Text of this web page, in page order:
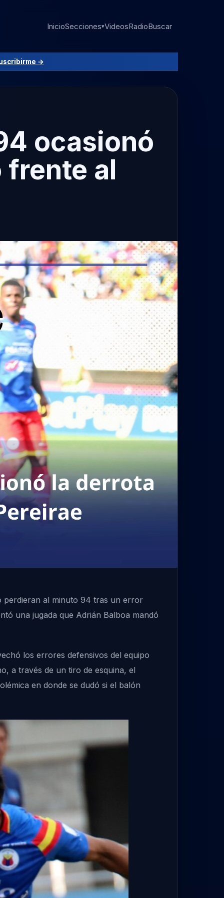
InicioSecciones▾VideosRadioBuscar
→
ocasionó
frente al
perdieran al minuto 94 tras un error
una jugada que Adrián Balboa mandó
los errores defensivos del equipo
a través de un tiro de esquina, el
en donde se dudó si el balón